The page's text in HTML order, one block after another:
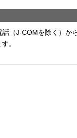
（J-COMを除く）か
。